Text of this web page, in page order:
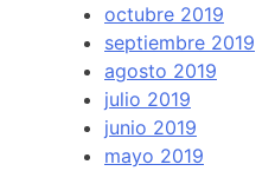
octubre 2019
septiembre 2019
agosto 2019
julio 2019
junio 2019
mayo 2019